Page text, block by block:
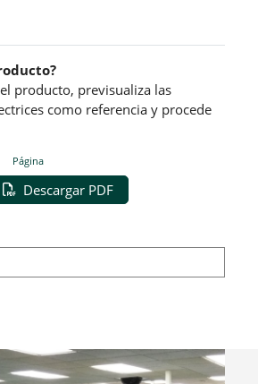
producto, previsualiza las
como referencia y procede
Página
Descargar PDF